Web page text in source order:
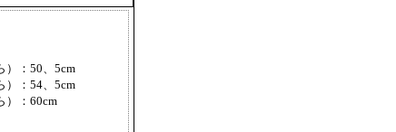
）：50、5cm
）：54、5cm
）：60cm